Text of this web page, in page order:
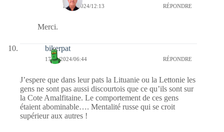
17/11/2024/12:13 RÉPONDRE
Merci.
bikerpat
17/11/2024/06:44 RÉPONDRE
J’espere que dans leur pats la Lituanie ou la Lettonie les
gens ne sont pas aussi discourtois que ce qu’ils sont sur
la Cote Amalfitaine. Le comportement de ces gens
étaient abominable…. Mentalité russe qui se croit
supérieur aux autres !